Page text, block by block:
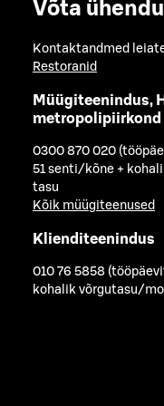
Võta
Kontaktandmed
Restoranid
Müügiteenindus,
metropolipiirkond
0300 870 020
51 senti/kõne +
tasu
Kõik müügiteenused
Klienditeenindus
010 76 5858
kohalik võrgutasu/